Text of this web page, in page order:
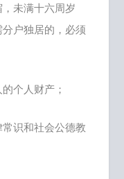
，未满十六周岁
户独居的，必须
个人财产；
常识和社会公德教